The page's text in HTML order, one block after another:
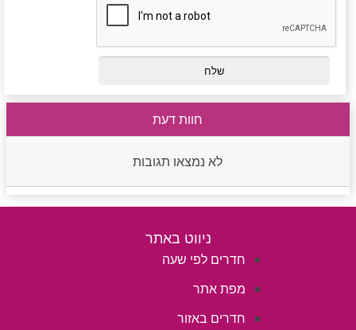
חוות דעת
לא נמצאו תגובות
ניווט באתר
חדרים לפי שעה
מפת אתר
חדרים באזור